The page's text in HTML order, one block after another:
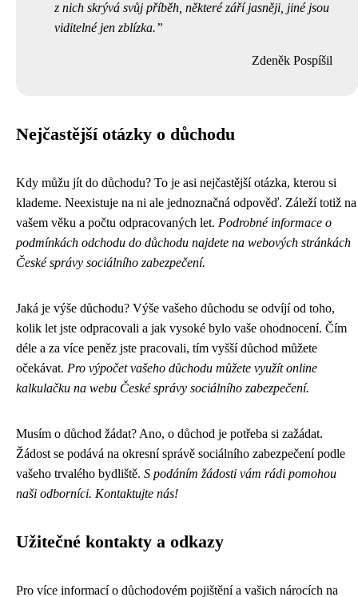
z nich skrývá svůj příběh, některé září jasněji, jiné jsou
viditelné jen zblízka.
Zdeněk Pospíšil
Nejčastější otázky o důchodu
Kdy můžu jít do důchodu? To je asi nejčastější otázka, kterou si
klademe. Neexistuje na ni ale jednoznačná odpověď. Záleží totiž na
vašem věku a počtu odpracovaných let. Podrobné informace o
podmínkách odchodu do důchodu najdete na webových stránkách
České správy sociálního zabezpečení.
Jaká je výše důchodu? Výše vašeho důchodu se odvíjí od toho,
kolik let jste odpracovali a jak vysoké bylo vaše ohodnocení. Čím
déle a za více peněz jste pracovali, tím vyšší důchod můžete
očekávat. Pro výpočet vašeho důchodu můžete využít online
kalkulačku na webu České správy sociálního zabezpečení.
Musím o důchod žádat? Ano, o důchod je potřeba si zažádat.
Žádost se podává na okresní správě sociálního zabezpečení podle
vašeho trvalého bydliště. S podáním žádosti vám rádi pomohou
naši odborníci. Kontaktujte nás!
Užitečné kontakty a odkazy
Pro více informací o důchodovém pojištění a vašich nárocích na